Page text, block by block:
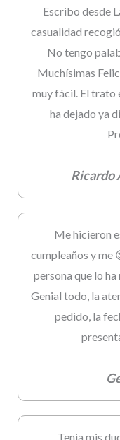
Escribo desde
casualidad
No tengo
Muchísimas
muy fácil. El trato
ha dejado ya
Ricardo
Me hicieron
cumpleaños y me
persona que lo
Genial todo, la
pedido, la
Tenia mis